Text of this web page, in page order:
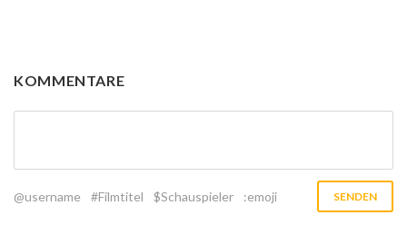
KOMMENTARE
@username #Filmtitel $Schauspieler :emoji